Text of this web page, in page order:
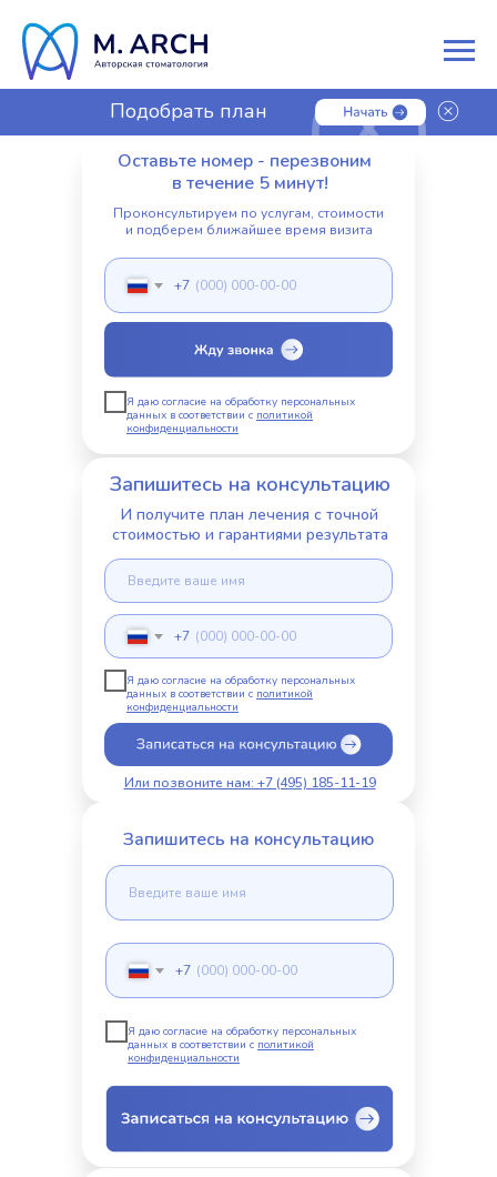
Подобрать план
лечения
Оставьте номер - перезвоним
в течение 5 минут!
Проконсультируем по услугам, стоимости
и подберем ближайшее время визита
+7
Я даю согласие на обработку персональных
данных в соответствии с политикой
конфиденциальности
Запишитесь на консультацию
И получите план лечения с точной
стоимостью и гарантиями результата
Или позвоните нам: +7 (495) 185-11-19
+7
Я даю согласие на обработку персональных
данных в соответствии с политикой
конфиденциальности
Запишитесь на консультацию
+7
Я даю согласие на обработку персональных
данных в соответствии с политикой
конфиденциальности